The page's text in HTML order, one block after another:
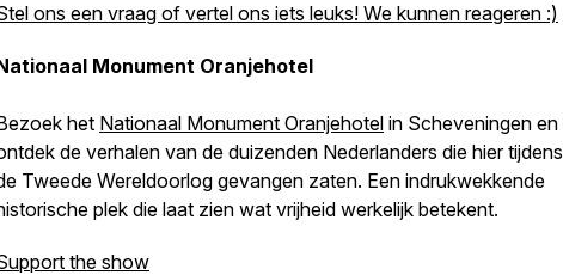
ons een vraag of vertel ons iets leuks! We kunnen reageren :)
Monument Oranjehotel
het Nationaal Monument Oranjehotel in Scheveningen en
de verhalen van de duizenden Nederlanders die hier tijdens
Tweede Wereldoorlog gevangen zaten. Een indrukwekkende
plek die laat zien wat vrijheid werkelijk betekent.
the show